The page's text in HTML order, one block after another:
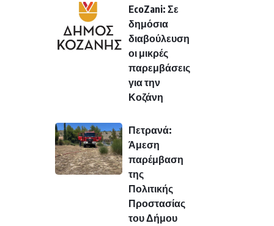
EcoZani: Σε
δημόσια
διαβούλευση
οι μικρές
παρεμβάσεις
για την
Κοζάνη
Πετρανά:
Άμεση
παρέμβαση
της
Πολιτικής
Προστασίας
του Δήμου